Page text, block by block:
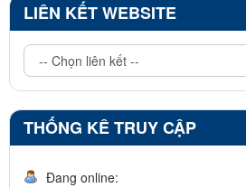
LIÊN KẾT WEBSITE
THỐNG KÊ TRUY CẬP
Đang online: